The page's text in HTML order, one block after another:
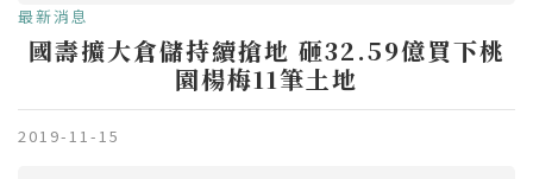
最新消息
國壽擴大倉儲持續搶地 砸32.59億買下桃
園楊梅11筆土地
2019-11-15